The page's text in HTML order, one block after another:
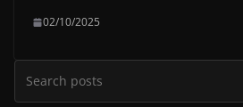
02/10/2025